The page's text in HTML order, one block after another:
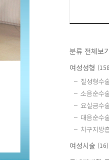
분류 전체보기
여성성형
질성형수
소음순수
요실금수
대음순수
치구지방
여성시술 (16)